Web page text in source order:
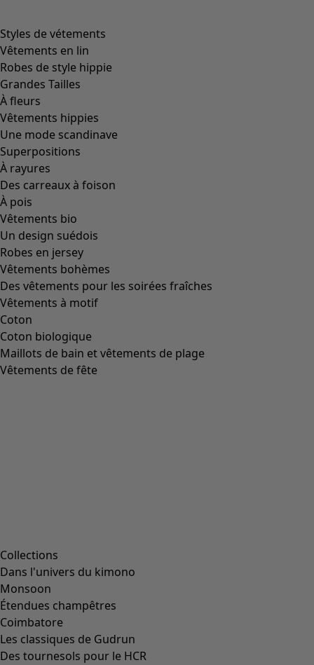
Styles de vétements
Vêtements en lin
Robes de style hippie
Grandes Tailles
À fleurs
Vêtements hippies
Une mode scandinave
Superpositions
À rayures
Des carreaux à foison
À pois
Vêtements bio
Un design suédois
Robes en jersey
Vêtements bohèmes
Des vêtements pour les soirées fraîches
Vêtements à motif
Coton
Coton biologique
Maillots de bain et vêtements de plage
Vêtements de fête
Collections
Dans l'univers du kimono
Monsoon
Étendues champêtres
Coimbatore
Les classiques de Gudrun
Des tournesols pour le HCR